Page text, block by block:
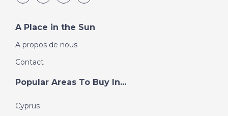
A Place in the Sun
A propos de nous
Contact
Popular Areas To Buy In...
Cyprus